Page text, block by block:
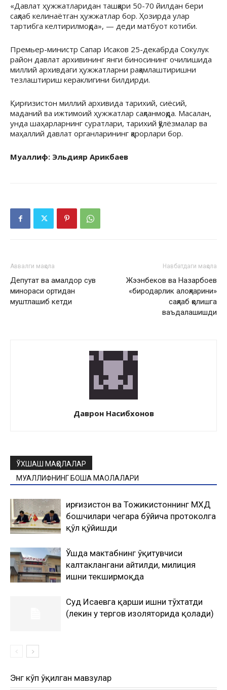
«Давлат ҳужжатларидан ташқари 50-70 йилдан бери
сақлаб келинаётган ҳужжатлар бор. Ҳозирда улар
тартибга келтирилмоқда», — деди матбуот котиби.
Премьер-министр Сапар Исаков 25-декабрда Сокулук
район давлат архивининг янги биносининг очилишида
миллий архивдаги ҳужжатларни рақамлаштиришни
тезлаштириш кераклигини билдирди.
Қирғизистон миллий архивида тарихий, сиёсий,
маданий ва ижтимоий ҳужжатлар сақланмоқда. Масалан,
унда шаҳарларнинг суратлари, тарихий қўлёзмалар ва
маҳаллий давлат органларининг қарорлари бор.
Муаллиф: Эльдияр Арикбаев
Аввалги мақола
Депутат ва амалдор сув
минораси ортидан
муштлашиб кетди
Навбатдаги мақола
Жээнбеков ва Назарбоев
«биродарлик алоқларини»
сақлаб қолишга
ваъдалашишди
Даврон Насибхонов
ЎХШАШ МАҚОЛАЛАР
МУАЛЛИФНИНГ БОШҚА МАҚОЛАЛАРИ
Қирғизистон ва Тожикистоннинг МХДҚ
бошчилари чегара бўйича протоколга
қўл қўйишди
Ўшда мактабнинг ўқитувчиси
калтаклангани айтилди, милиция
ишни текширмоқда
Суд Исаевга қарши ишни тўхтатди
(лекин у тергов изоляторида қолади)
Энг кўп ўқилган мавзулар